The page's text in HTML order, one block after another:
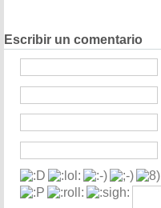
Escribir un comentario